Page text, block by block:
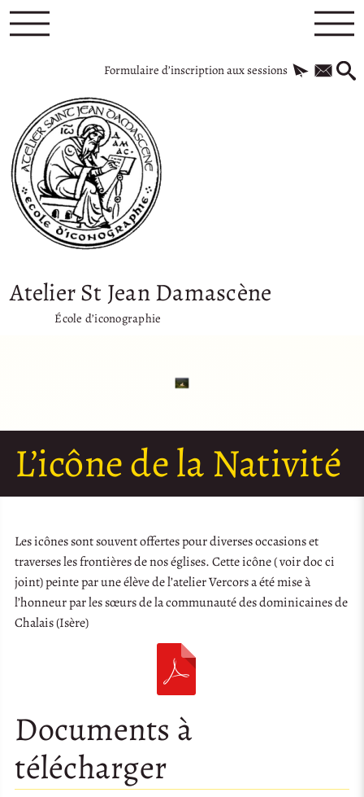
Formulaire d’inscription aux sessions
Atelier St Jean Damascène
École d’iconographie
L’icône de la Nativité
Les icônes sont souvent offertes pour diverses occasions et
traverses les frontières de nos églises. Cette icône ( voir doc ci
joint) peinte par une élève de l’atelier Vercors a été mise à
l’honneur par les sœurs de la communauté des dominicaines de
Chalais (Isère)
Documents à
télécharger